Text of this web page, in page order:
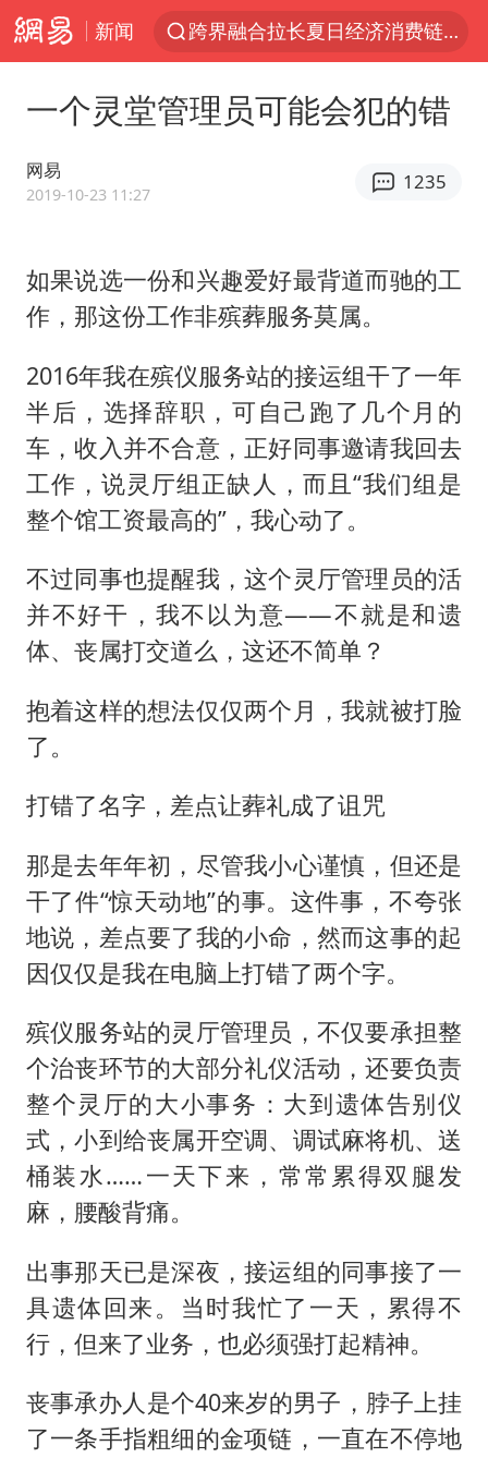
新闻
“白海豚”逼近浙闽沿海
外国游客的“中国游三件套”火了
以军士兵把枪口对准中国记者
2026年7月份居民消费价格同比上涨0.5%
方桃子代言广告视频已下架
浙江海域将现5到8米巨浪到狂浪
河南警方公开征集黑恶犯罪线索
谢霆锋演唱会隔空祝王菲生日快乐
WTT横滨冠军赛女单四强国乒占三席
浙江省发出今年第2号指挥长令
辽宁省深化扫黑除恶专项斗争
一周大涨超7% 金价为何突然上涨
央视新主播李秋莹孙亚鹏亮相
构建更高水平的全民健身公共服务体系
一个灵堂管理员可能会犯的错
网易
2019-10-23 11:27
1235
如果说选一份和兴趣爱好最背道而驰的工
作，那这份工作非殡葬服务莫属。
2016年我在殡仪服务站的接运组干了一年
半后，选择辞职，可自己跑了几个月的
车，收入并不合意，正好同事邀请我回去
工作，说灵厅组正缺人，而且“我们组是
整个馆工资最高的”，我心动了。
不过同事也提醒我，这个灵厅管理员的活
并不好干，我不以为意——不就是和遗
体、丧属打交道么，这还不简单？
抱着这样的想法仅仅两个月，我就被打脸
了。
打错了名字，差点让葬礼成了诅咒
那是去年年初，尽管我小心谨慎，但还是
干了件“惊天动地”的事。这件事，不夸张
地说，差点要了我的小命，然而这事的起
因仅仅是我在电脑上打错了两个字。
殡仪服务站的灵厅管理员，不仅要承担整
个治丧环节的大部分礼仪活动，还要负责
整个灵厅的大小事务：大到遗体告别仪
式，小到给丧属开空调、调试麻将机、送
桶装水……一天下来，常常累得双腿发
麻，腰酸背痛。
出事那天已是深夜，接运组的同事接了一
具遗体回来。当时我忙了一天，累得不
行，但来了业务，也必须强打起精神。
丧事承办人是个40来岁的男子，脖子上挂
了一条手指粗细的金项链，一直在不停地